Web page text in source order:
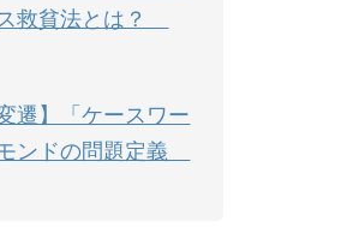
救貧法とは？
遷】「ケースワー
ンドの問題定義